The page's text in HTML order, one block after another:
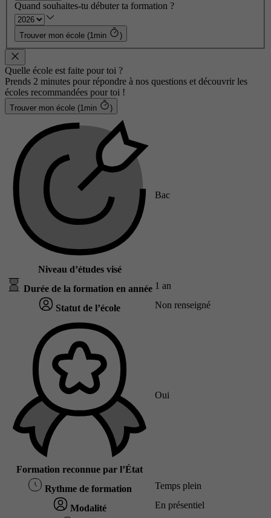
Quand souhaites-tu débuter ta formation ?
Trouver mon école (1min )
Quelle école est faite pour toi ?
Prends 2 minutes pour répondre à nos questions et découvrir les
écoles recommandées pour toi !
Trouver mon école (1min )
Niveau d’études visé
Bac
Durée de la formation en année 1 an
Statut de l’école Non renseigné
Formation reconnue par l’État
Oui
Rythme de formation Temps plein
Modalité En présentiel